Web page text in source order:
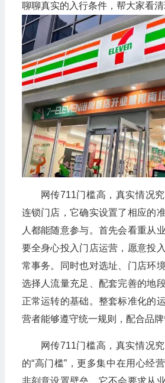
聊聊真实的入行条件，帮大家看清
网传711门槛高，真实情况
连锁门店，它确实设置了相应的
人都能随意参与。首先会看重从
要全身心投入门店运营，愿意投
常事务。同时也对选址、门店环
选择人流量充足、配套完善的地
正常运转的基础。整套标准化的
营者能够遵守统一规则，配合品牌
网传711门槛高，真实情况
的“高门槛”，更多集中在用心经
非刻意设置壁垒。它不会要求从